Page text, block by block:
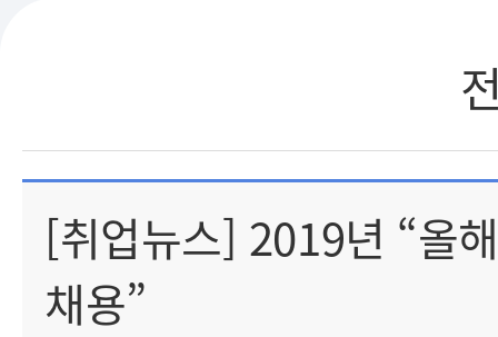
[취업뉴스] 2019년 “올
채용”